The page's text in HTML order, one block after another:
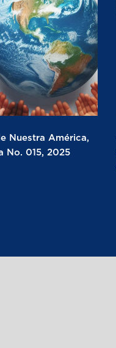
Nuestra América,
No. 015, 2025